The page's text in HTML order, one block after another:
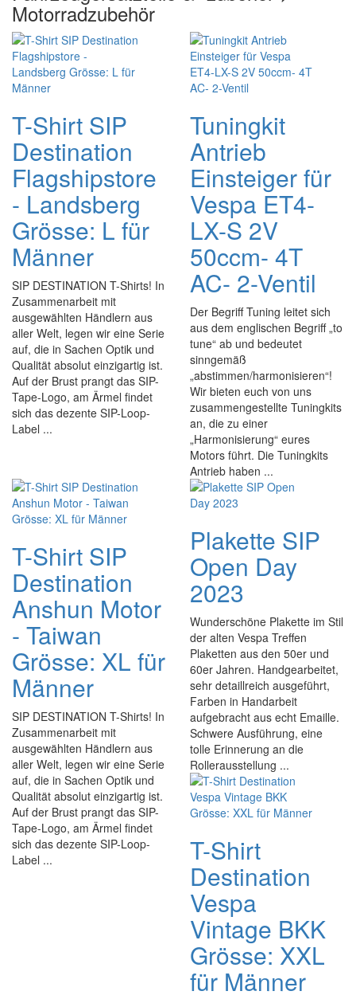
Motorradzubehör
T-Shirt SIP
Destination
Flagshipstore
- Landsberg
Grösse: L für
Männer
SIP DESTINATION T-Shirts! In
Zusammenarbeit mit
ausgewählten Händlern aus
aller Welt, legen wir eine Serie
auf, die in Sachen Optik und
Qualität absolut einzigartig ist.
Auf der Brust prangt das SIP-
Tape-Logo, am Ärmel findet
sich das dezente SIP-Loop-
Label ...
Tuningkit
Antrieb
Einsteiger für
Vespa ET4-
LX-S 2V
50ccm- 4T
AC- 2-Ventil
Der Begriff Tuning leitet sich
aus dem englischen Begriff „to
tune“ ab und bedeutet
sinngemäß
„abstimmen/harmonisieren“!
Wir bieten euch von uns
zusammengestellte Tuningkits
an, die zu einer
„Harmonisierung“ eures
Motors führt. Die Tuningkits
Antrieb haben ...
T-Shirt SIP
Destination
Anshun Motor
- Taiwan
Grösse: XL für
Männer
SIP DESTINATION T-Shirts! In
Zusammenarbeit mit
ausgewählten Händlern aus
aller Welt, legen wir eine Serie
auf, die in Sachen Optik und
Qualität absolut einzigartig ist.
Auf der Brust prangt das SIP-
Tape-Logo, am Ärmel findet
sich das dezente SIP-Loop-
Label ...
Plakette SIP
Open Day
2023
Wunderschöne Plakette im Stil
der alten Vespa Treffen
Plaketten aus den 50er und
60er Jahren. Handgearbeitet,
sehr detaillreich ausgeführt,
Farben in Handarbeit
aufgebracht aus echt Emaille.
Schwere Ausführung, eine
tolle Erinnerung an die
Rollerausstellung ...
T-Shirt
Destination
Vespa
Vintage BKK
Grösse: XXL
für Männer